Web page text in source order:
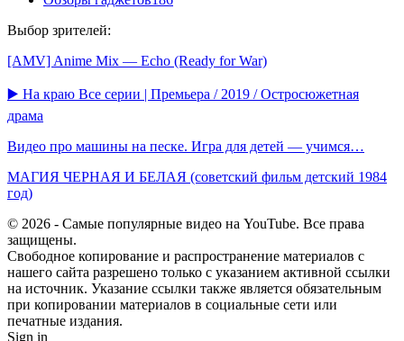
Выбор зрителей:
[AMV] Anime Mix — Echo (Ready for War)
▶️ На краю Все серии | Премьера / 2019 / Остросюжетная
драма
Видео про машины на песке. Игра для детей — учимся…
МАГИЯ ЧЕРНАЯ И БЕЛАЯ (советский фильм детский 1984
год)
© 2026 - Самые популярные видео на YouTube. Все права
защищены.
Свободное копирование и распространение материалов с
нашего сайта разрешено только с указанием активной ссылки
на источник. Указание ссылки также является обязательным
при копировании материалов в социальные сети или
печатные издания.
Sign in